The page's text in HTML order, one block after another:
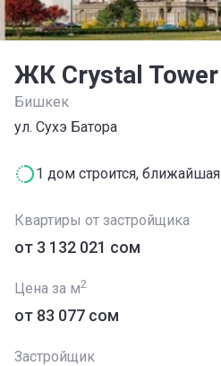
ЖК Crystal Tower
Бишкек
ул. Сухэ Батора
1 дом строится,
Квартиры от застройщика
от ‍3 132 021 сом
Цена за м2
от ‍83 077 сом
Застройщик